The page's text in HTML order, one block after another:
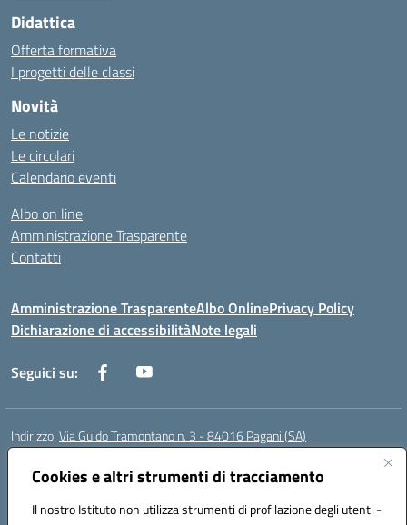
Cookies e altri strumenti di tracciamento
Il nostro Istituto non utilizza strumenti di profilazione degli utenti -
Didattica
Offerta formativa
I progetti delle classi
Novità
Le notizie
Le circolari
Calendario eventi
Albo on line
Amministrazione Trasparente
Contatti
Amministrazione TrasparenteAlbo OnlinePrivacy Policy
Dichiarazione di accessibilitàNote legali
Seguici su:
Indirizzo:Via Guido Tramontano n. 3 - 84016 Pagani (SA)
Centralino:
Posta elettronica certificata (PEC):saps08000t@pec.istruzione.it
Codice fiscale: 80022400651